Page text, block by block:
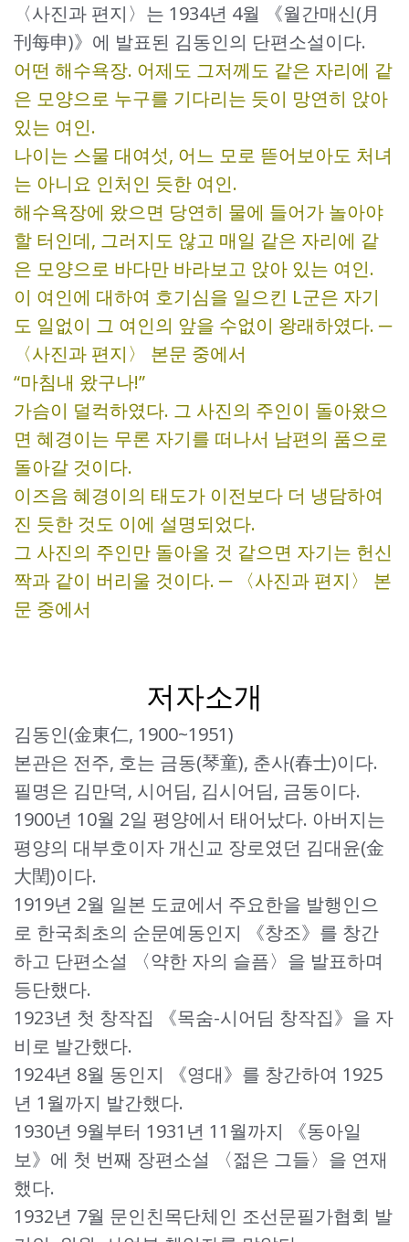
〈사진과 편지〉는 1934년 4월 《월간매신(月
刊每申)》에 발표된 김동인의 단편소설이다.
어떤 해수욕장. 어제도 그저께도 같은 자리에 같
은 모양으로 누구를 기다리는 듯이 망연히 앉아
있는 여인.
나이는 스물 대여섯, 어느 모로 뜯어보아도 처녀
는 아니요 인처인 듯한 여인.
해수욕장에 왔으면 당연히 물에 들어가 놀아야
할 터인데, 그러지도 않고 매일 같은 자리에 같
은 모양으로 바다만 바라보고 앉아 있는 여인.
이 여인에 대하여 호기심을 일으킨 L군은 자기
도 일없이 그 여인의 앞을 수없이 왕래하였다. ─
〈사진과 편지〉 본문 중에서
“마침내 왔구나!”
가슴이 덜컥하였다. 그 사진의 주인이 돌아왔으
면 혜경이는 무론 자기를 떠나서 남편의 품으로
돌아갈 것이다.
이즈음 혜경이의 태도가 이전보다 더 냉담하여
진 듯한 것도 이에 설명되었다.
그 사진의 주인만 돌아올 것 같으면 자기는 헌신
짝과 같이 버리울 것이다. ─ 〈사진과 편지〉 본
문 중에서
저자소개
김동인(金東仁, 1900~1951)
본관은 전주, 호는 금동(琴童), 춘사(春士)이다.
필명은 김만덕, 시어딤, 김시어딤, 금동이다.
1900년 10월 2일 평양에서 태어났다. 아버지는
평양의 대부호이자 개신교 장로였던 김대윤(金
大閏)이다.
1919년 2월 일본 도쿄에서 주요한을 발행인으
로 한국최초의 순문예동인지 《창조》를 창간
하고 단편소설 〈약한 자의 슬픔〉을 발표하며
등단했다.
1923년 첫 창작집 《목숨-시어딤 창작집》을 자
비로 발간했다.
1924년 8월 동인지 《영대》를 창간하여 1925
년 1월까지 발간했다.
1930년 9월부터 1931년 11월까지 《동아일
보》에 첫 번째 장편소설 〈젊은 그들〉을 연재
했다.
1932년 7월 문인친목단체인 조선문필가협회 발